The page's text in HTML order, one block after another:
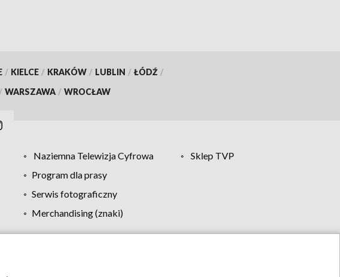
/ KIELCE / KRAKÓW / LUBLIN / ŁÓDŹ /
/ WARSZAWA / WROCŁAW
Naziemna Telewizja Cyfrowa
Sklep TVP
Program dla prasy
Serwis fotograficzny
Merchandising (znaki)